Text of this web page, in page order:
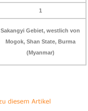
1
Sakangyi Gebiet, westlich von
Mogok, Shan State, Burma
(Myanmar)